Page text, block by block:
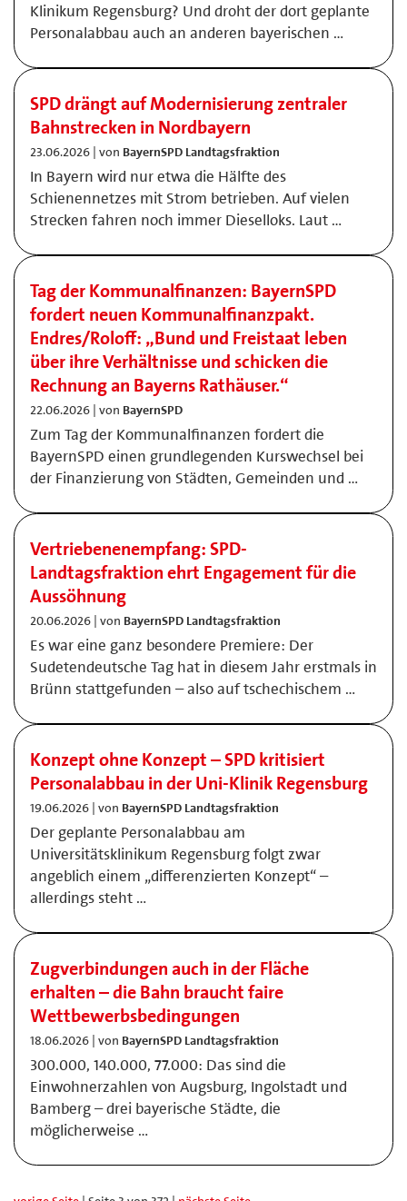
Klinikum Regensburg? Und droht der dort geplante
Personalabbau auch an anderen bayerischen …
SPD drängt auf Modernisierung zentraler
Bahnstrecken in Nordbayern
23.06.2026 | von BayernSPD Landtagsfraktion
In Bayern wird nur etwa die Hälfte des
Schienennetzes mit Strom betrieben. Auf vielen
Strecken fahren noch immer Dieselloks. Laut …
Tag der Kommunalfinanzen: BayernSPD
fordert neuen Kommunalfinanzpakt.
Endres/Roloff: „Bund und Freistaat leben
über ihre Verhältnisse und schicken die
Rechnung an Bayerns Rathäuser.“
22.06.2026 | von BayernSPD
Zum Tag der Kommunalfinanzen fordert die
BayernSPD einen grundlegenden Kurswechsel bei
der Finanzierung von Städten, Gemeinden und …
Vertriebenenempfang: SPD-
Landtagsfraktion ehrt Engagement für die
Aussöhnung
20.06.2026 | von BayernSPD Landtagsfraktion
Es war eine ganz besondere Premiere: Der
Sudetendeutsche Tag hat in diesem Jahr erstmals in
Brünn stattgefunden – also auf tschechischem …
Konzept ohne Konzept – SPD kritisiert
Personalabbau in der Uni-Klinik Regensburg
19.06.2026 | von BayernSPD Landtagsfraktion
Der geplante Personalabbau am
Universitätsklinikum Regensburg folgt zwar
angeblich einem „differenzierten Konzept“ –
allerdings steht …
Zugverbindungen auch in der Fläche
erhalten – die Bahn braucht faire
Wettbewerbsbedingungen
18.06.2026 | von BayernSPD Landtagsfraktion
300.000, 140.000, 77.000: Das sind die
Einwohnerzahlen von Augsburg, Ingolstadt und
Bamberg – drei bayerische Städte, die
möglicherweise …